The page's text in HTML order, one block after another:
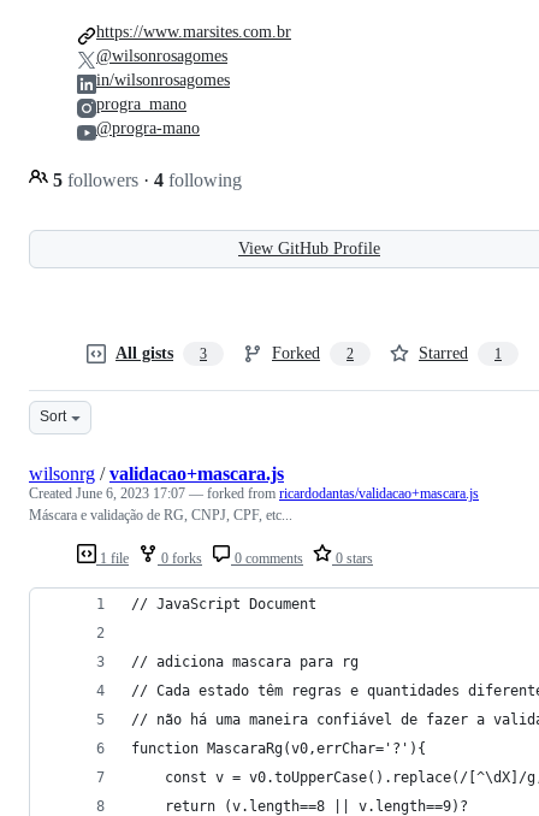
5 followers · 4 following
https://www.marsites.com.br
@wilsonrosagomes
in/wilsonrosagomes
progra_mano
@progra-mano
View GitHub Profile
All gists 3 Forked 2 Starred 1
Sort
1 file 0 forks 0 comments 0 stars
wilsonrg /validacao+mascara.js
Created June 6, 2023 17:07 — forked from ricardodantas/validacao+mascara.js
Máscara e validação de RG, CNPJ, CPF, etc...
// JavaScript Document
// adiciona mascara para rg
// Cada estado têm regras e quantidades
// não há uma maneira confiável de fazer a
function MascaraRg(v0,errChar='?'){
const v = v0.toUpperCase().replace(/[^\dX]/
    return (v.length==8 || v.length==9)?